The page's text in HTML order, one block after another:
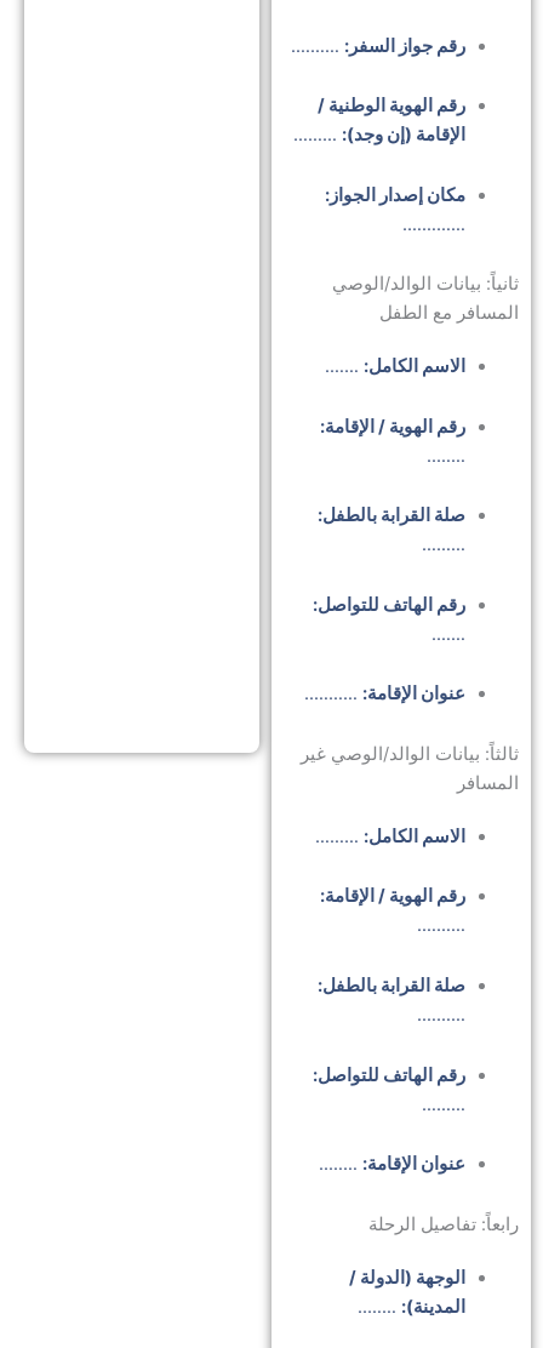
رقم جواز السفر: ……….
رقم الهوية الوطنية /
الإقامة (إن وجد): ………
مكان إصدار الجواز:
………….
ثانياً: بيانات الوالد/الوصي
المسافر مع الطفل
الاسم الكامل: …….
رقم الهوية / الإقامة:
……..
صلة القرابة بالطفل:
………
رقم الهاتف للتواصل:
…….
عنوان الإقامة: ………..
ثالثاً: بيانات الوالد/الوصي غير
المسافر
الاسم الكامل: ………
رقم الهوية / الإقامة:
……….
صلة القرابة بالطفل:
……….
رقم الهاتف للتواصل:
………
عنوان الإقامة: ……..
رابعاً: تفاصيل الرحلة
الوجهة (الدولة /
المدينة): ……..